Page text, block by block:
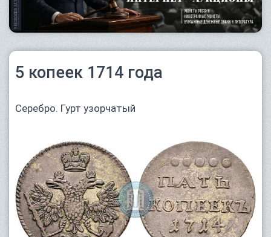
5 копеек 1714 года
Серебро. Гурт узорчатый